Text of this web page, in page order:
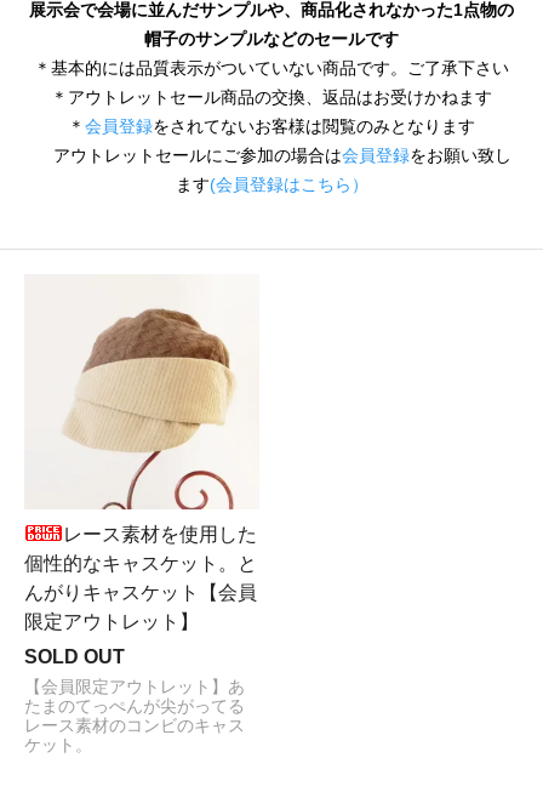
展示会で会場に並んだサンプルや、商品化されなかった1点物の
帽子のサンプルなどのセールです
＊基本的には品質表示がついていない商品です。ご了承下さい
＊アウトレットセール商品の交換、返品はお受けかねます
＊ 会員登録をされてないお客様は閲覧のみとなります
アウトレットセールにご参加の場合は会員登録をお願い致し
ます(会員登録はこちら）
レース素材を使用した
個性的なキャスケット。と
んがりキャスケット【会員
限定アウトレット】
SOLD OUT
【会員限定アウトレット】あ
たまのてっぺんが尖がってる
レース素材のコンビのキャス
ケット。